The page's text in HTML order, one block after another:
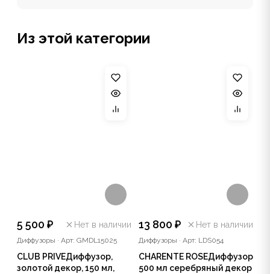
Из этой категории
5 500 ₽ Нет в наличии
Диффузоры · Арт: GMDL15025
CLUB PRIVEДиффузор,
золотой декор, 150 мл,
13 800 ₽ Нет в наличии
Диффузоры · Арт: LDS054
CHARENTE ROSEДиффузор
500 мл серебряный декор